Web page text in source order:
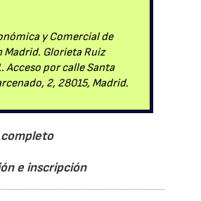
y Comercial de
Madrid. Glorieta Ruiz
Acceso por calle Santa
2, 28015, Madrid.
completo
e inscripción